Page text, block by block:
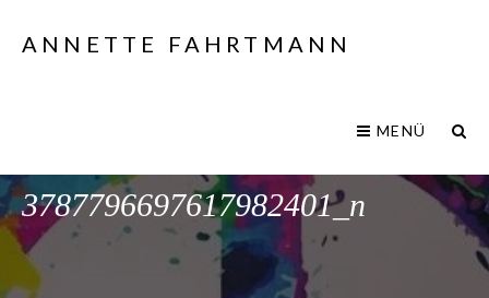
ANNETTE FAHRTMANN
MENÜ
3787796697617982401_n